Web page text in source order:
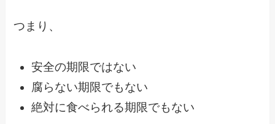
つまり、
安全の期限ではない
腐らない期限でもない
絶対に食べられる期限でもない